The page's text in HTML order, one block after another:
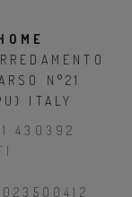
N°21
ITALY
430392